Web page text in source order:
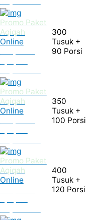
Promo Paket
Aqiqah
Online
300
Tusuk +
90 Porsi
Promo Paket
Aqiqah
Online
350
Tusuk +
100 Porsi
Promo Paket
Aqiqah
Online
400
Tusuk +
120 Porsi